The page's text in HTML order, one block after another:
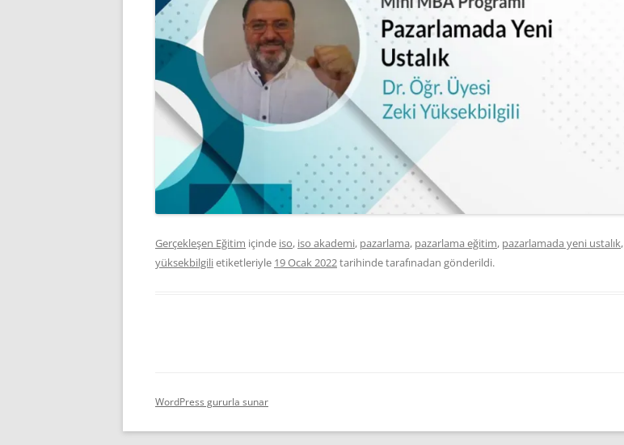
Gerçekleşen Eğitim içinde iso, iso akademi, pazarlama, pazarlama eğitim, pazarlamada yeni ustalık,
yüksekbilgilietiketleriyle 19 Ocak 2022tarihindetarafınadan gönderildi.
WordPress gururla sunar